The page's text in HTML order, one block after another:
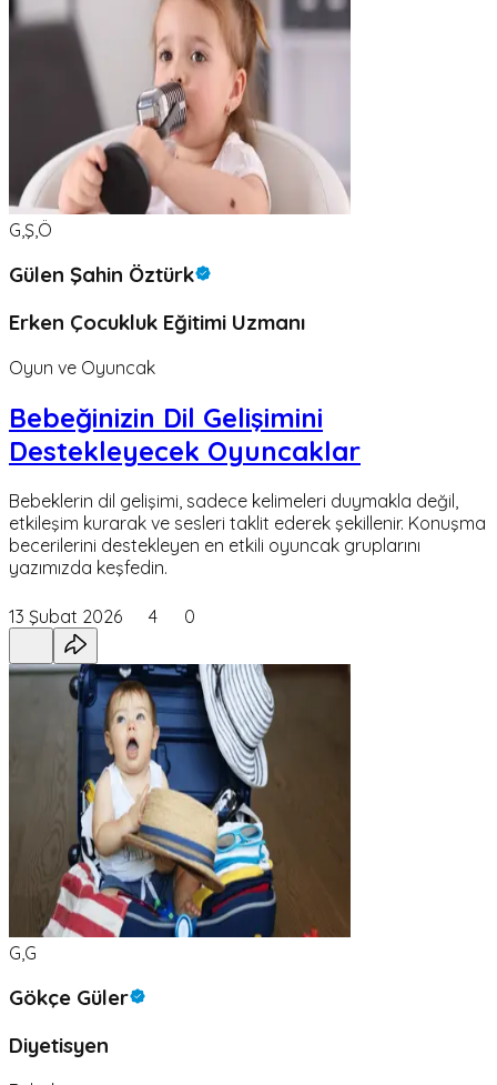
G,Ş,Ö
Gülen Şahin Öztürk
Erken Çocukluk Eğitimi Uzmanı
Oyun ve Oyuncak
Bebeğinizin Dil Gelişimini
Destekleyecek Oyuncaklar
Bebeklerin dil gelişimi, sadece kelimeleri duymakla değil,
etkileşim kurarak ve sesleri taklit ederek şekillenir. Konuşma
becerilerini destekleyen en etkili oyuncak gruplarını
yazımızda keşfedin.
13 Şubat 2026 4 0
G,G
Gökçe Güler
Diyetisyen